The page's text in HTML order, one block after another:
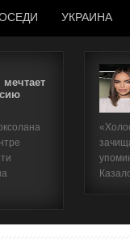
УКРАИНА
мечтает